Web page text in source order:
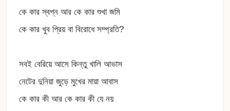
কে কার স্বপ্ন আর কে কার শুখা জমি
কে কার খুব প্রিয় বা বিরোধে সম্প্রতি?
সবই বেরিয়ে আসে কিন্তু খালি আভাস
নেটের দুনিয়া জুড়ে মুখের মায়া আবাস
কে কার কী আর কে কার কী যে নয়